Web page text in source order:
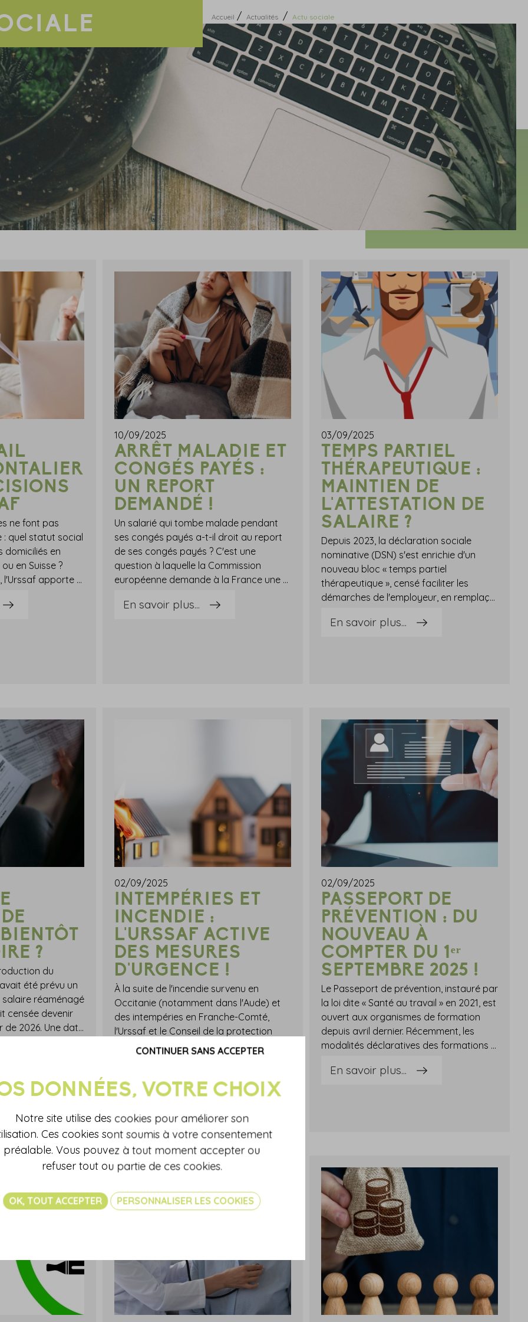
Accueil / Actualités / Actu sociale
ne font pas
quel statut social
domiciliés en
en Suisse ?
Face à ces questions, l'Urssaf apporte de nouvelles précisions dans une actualité récemment publiée.Télétravail transfrontalier : des précisions des règles de sécurité sociale applicablesRappelons que le télétravail transfrontalier désigne la situation dans laquelle une entreprise française occupe un salarié travaillant à distance et dont le domicile est situé en Belgique, en Espagne ou en Suisse et dont une partie de l'activité professionnelle se fait au sein des locaux situés en France.La question se pose de savoir quelles sont alors les règles de Sécurité sociale applicables : L'Urssaf rappelle d'abord le principe en vertu duquel le salarié qui exerce son activité dans plusieurs États membres de l'UE doit relever d'un seul régime de sécurité sociale, qu'il soit ou non placé en télétravail.C'est le service de mobilité internationale de l'Urssaf qui détermine quel est le système de Sécurité sociale duquel relève le salarié concerné.Pour ce faire, l'employeur doit adresser une demande de certificat de mobilité internationale « télétravail » à l'Urssaf. Cette demande, dont les modalités précises sont détaillées ici, peut être effectuée depuis l'espace personnel en ligne.Attention : si l'employeur est établi dans un autre pays que la France, il est demandé de contacter l'institution compétente de cet État.Enfin notez que dans le cadre d'un accord-cadre dérogatoire sur le télétravail transfrontalier, la France ainsi que certains autres pays européens se sont mis d'accord pour simplifier la demande de certificat.Cet accord n'est applicable qu'aux situations qui impliquent des États signataires où le télétravail représente au moins 50 % du temps de travail total. Sources : Actualité de l'urssaf.fr : « Télétravail transfrontalier : règles de Sécurité sociale pour votre entreprise » publiée le 9 septembre 2025Télétravail transfrontalier : des précisions de l'Urssaf - © Copyright WebLex
10/09/2025
ARRÊT MALADIE ET
CONGÉS PAYÉS :
UN REPORT
DEMANDÉ !
Un salarié qui tombe malade pendant
ses congés payés a-t-il droit au report
de ses congés payés ? C'est une
question à laquelle la Commission
européenne demande à la France une réponse claire, en conformité avec la réglementation européenne…Congés payés et arrêt maladie : rappel des évolutions récentes…De récentes évolutions ont eu lieu s'agissant de l'acquisition de congés payés pendant un arrêt maladie. Dans une série de décisions importantes qui ont été rendues en septembre 2023, le juge a, en effet, changé de position concernant l'acquisition des congés payés lorsqu'un salarié est en arrêt de travail.Il faut rappeler au préalable que, par principe, pour calculer l'acquisition des droits à congés payés du salarié, seules les périodes de travail effectif ou assimilées comme telles comptent.Concernant l'arrêt de travail consécutif à un accident de travail ou une maladie professionnelle, la loi prévoit qu'une telle absence n'est assimilée à du temps de travail effectif, pour l'acquisition des congés payés, que dans la limite d'une année d'absence (ininterrompue).Mais le juge a décidé, en conformité avec la réglementation européenne, que l'ensemble de la période d'absence du salarié victime d'un accident du travail doit être assimilé à du temps de travail effectif et donc, être pris en compte pour le calcul des droits à congés payés générés.Concernant cette fois l'arrêt de travail consécutif à une maladie ou un accident non professionnel, la loi prévoit qu'un salarié absent pour cause de maladie non professionnelle n'acquiert pas de droit à congés payés.Mais, là encore, le juge en a décidé autrement et a considéré que la durée de l'absence d'un salarié en raison d'une maladie non professionnelle doit être systématiquement intégrée au calcul de l'indemnité compensatrice de congés payés.Fort de ces évolutions, la loi portant diverses dispositions d'adaptation au droit de l'Union européenne (dite « DDADUE ») a été définitivement adoptée en avril 2024, mettant fin à l'épineuse question de l'acquisition des congés payés pendant les arrêts maladie de « droit commun », c'est-à-dire non liés à un accident du travail ou une maladie professionnelle : ces périodes de suspension sont désormais prises en compte dans le cadre de l'acquisition par les salariés de leurs droits à congés payés.Maladie pendant les congés : application stricte de la réglementation européenne demandée !Après la question de l'acquisition de congés payés pendant un arrêt maladie, une autre question s'invite dans le débat, celle visant la situation d'un salarié qui tombe malade pendant ses congés payés : a-t-il droit au report ultérieur de ses congés payés correspondant à la période de maladie ?Estimant que la législation française ne garantit pas ce droit au report au bénéfice des salariés, la Commission européenne vient d'ouvrir une procédure d'infraction en envoyant une lettre de mise en demeure à la France pour manquement aux règles de l'Union européenne sur le temps de travail : elle estime, en effet, que la législation française n'est pas conforme à la directive sur le temps de travail et ne garantit pas la santé et la sécurité des travailleurs.La loi portant diverses dispositions d'adaptation au droit de l'Union européenne (dite « DDADUE »), définitivement adoptée en avril 2024, ne se prononce en effet pas sur cette question : fort de ce constat, la Commission envoie une lettre de mise en demeure à la France, qui dispose à présent d'un délai de 2 mois pour y répondre et remédier aux manquements relevés par la Commission.Notez que jusqu'alors, une position établie du juge tend à dire que le salarié qui tombe malade pendant ses congés ne peut pas exiger de son employeur de reporter les congés ainsi perdus, du fait de son arrêt maladie.Toutefois, cette position a récemment été contrebalancée par une décision qui pourrait ouvrir la possibilité au salarié malade pendant ses congés d'en demander le report. Reste à savoir si le gouvernement ou, à défaut, la Cour de cassation, décidera de s'aligner avec cette demande motivée de la Commission européenne, faute de quoi, elle pourrait porter l'affaire devant la CJUE.Affaire à suivre… Sources : Mise en demeure de la France par la Commission européenneDirective 2003undefined88undefinedCE du Parlement européen et du Conseil du 4 novembre 2003 concernant certains aspects de l'aménagement du temps de travailArrêt de la Cour d'appel de Versailles du 18 mai 2022, no 19undefined03230Arrêt maladie et congés payés : un report demandé ! - © Copyright WebLex
En savoir plus...
03/09/2025
TEMPS PARTIEL
THÉRAPEUTIQUE :
MAINTIEN DE
L'ATTESTATION DE
SALAIRE ?
Depuis 2023, la déclaration sociale
nominative (DSN) s'est enrichie d'un
nouveau bloc « temps partiel
thérapeutique », censé faciliter les
démarches de l'employeur, en remplaçant notamment la transmission de l'attestation du salaire par l'employeur à la MSA ou à la CPAM. Une attestation de salaire qui reste, encore aujourd'hui, obligatoire. Explications.Maintien de la transmission de l'attestation de salaire pour les assurés du régime généralPour mémoire et depuis 2023, la DSN s'est enrichie d'un bloc « Temps partiel thérapeutique » (TPT), censé permettre à l'employeur, dans le cas d'un passage à TPT, de substituer la transmission de l'attestation de salaire par l'enrichissement de cette rubrique, afin d'assurer le versement des indemnités journalières de Sécurité sociale.C'était sans compter une actualité récente publiée sur Net-Entreprises qui précise que, jusqu'à nouvel ordre, la déclaration des salaires (et donc le maintien de l'attestation de salaire) est requise pour tous les assurés du régime général, en cas de passage à TPT.L'attestation de salaire doit donc être réalisée que le TPT soit ou non déclaré en DSN.Notez que seul le régime général est concerné par l'utilisation systématique de la déclaration de salaire en cas de TPT.En définitive, pour le régime général, Net-Entreprises préconise, en cas d'absence de vérification du bon paramétrage du TPT en DSN, de ne pas recourir à ce bloc ou de valoriser le montant de la perte de salaire à 0.Les déclarants du régime agricole peuvent, quant à eux, poursuivre la déclaration du TPT en DSN, à condition de bien respecter les consignes déclaratives.Ainsi, en cas de renseignement de ce bloc en DSN, il est rappelé que :la perte de salaire à renseigner en DSN dans le cas du TPT ne peut être qu'un montant positif ;les TPT doivent couvrir des périodes complètes et ne pas être découpées à la journée. Sources : Actualité net-entreprises.fr : « DSN – Temps partiel thérapeutique en DSN pour le régime général : DSIG TPT obligatoires jusqu'à nouvel ordre », publiée le 5 décembre 2023 et modifiée le 13 août 2025.Temps partiel thérapeutique : maintien de l'attestation de salaire ? - © Copyright WebLex
En savoir plus...
?
du
été prévu un
réaménagé
censée devenir
obligatoire à compter de 2026. Une date qui vient tout juste d'être repoussée, permettant encore aux employeurs d'utiliser un modèle simplifié de bulletin de salaire…Utilisation obligatoire du modèle de bulletin de paye : repoussée à 2027 !Pour mémoire, à l'occasion de l'introduction du montant net social devant obligatoirement figurer sur le bulletin de salaire, un modèle de ces bulletins avait été mis à disposition des employeurs.Ce modèle contenait notamment une présentation spécifique des rubriques dédiées à la protection sociale complémentaire ou encore aux remboursements et déductions de salaires.Depuis juillet 2023, les employeurs pouvaient utiliser ce modèle, dont l'utilisation était censée devenir obligatoire à compter du 1er janvier 2026.Dans l'intervalle, les employeurs étaient temporairement autorisés à utiliser un modèle de bulletin de salaire dit « aménagé » et permettant de faire état du « montant net social » de manière simplifiée.Ainsi, l'utilisation de ce bulletin de salaire « simplifié » était censée prendre fin au 1er janvier 2026.Mais, finalement, la possibilité d'émission de ce type de bulletin simplifié est prolongée jusqu'en 2027, en repoussant l'utilisation obligatoire du modèle réaménagé.Ainsi, ce n'est qu'à compter du 1er janvier 2027 que l'utilisation des modèles de bulletin de paie diffusés dès juillet 2023 deviendra obligatoire. Sources : Arrêté du 11 août 2025 modifiant l'arrêté du 31 janvier 2023 modifiant l'arrêté du 25 février 2016 fixant les libellés, l'ordre et le regroupement des informations figurant sur le bulletin de paie mentionnées à l'article R. 3243-2 du code du travailModèle de bulletin de salaire : bientôt obligatoire ? - © Copyright WebLex
02/09/2025
INTEMPÉRIES ET
INCENDIE :
L'URSSAF ACTIVE
DES MESURES
D'URGENCE !
À la suite de l'incendie survenu en
Occitanie (notamment dans l'Aude) et
des intempéries en Franche-Comté,
l'Urssaf et le Conseil de la protection
02/09/2025
PASSEPORT DE
PRÉVENTION : DU
NOUVEAU À
COMPTER DU 1ᵉʳ
SEPTEMBRE 2025 !
Le Passeport de prévention, instauré par
la loi dite « Santé au travail » en 2021, est
ouvert aux organismes de formation
depuis avril dernier. Récemment, les
modalités déclaratives des formations qui y sont associées viennent d'être détaillées. Revue de détail sur les formations concernées, les délais applicables et l'entrée en vigueur de ces nouvelles obligations…Passeport prévention : de nouvelles obligations déclaratives à connaîtreQuelles sont les modalités de déclaration et de vérification par l'employeur des formations SST ?Pour rappel, le « Passeport de prévention » est un dispositif numérique nominatif permettant de garantir, fiabiliser et regrouper en un seul lieu sécurisé toutes les données concernant les formations et qualifications en santé et sécurité au travail (SST) d'un travailleur ou demandeur d'emploi.Selon les cas, la loi prévoit que le Passeport soit renseigné par l'employeur, le salarié détenteur ou l'organisme de formation.Depuis le 1er septembre 2025, les organismes de formation doivent obligatoirement déclarer les formations qu'ils ont délivrées en santé et sécurité au travail pour le compte d'un employeur ou d'un stagiaire.Dès le 1er trimestre 2026, cette obligation déclarative s'appliquera aux employeurs ayant délivré des formations en interne à leurs salariés.Quelles sont les formations concernées par l'obligation déclarative ?Doivent être déclarées au titre du Passeport de prévention les formations qui répondent cumulativement à 3 conditions, à savoir celles qui :répondent à un objectif de prévention de risques professionnels ou à l'obligation générale de formation des travailleurs ;donnent lieu à la délivrance d'une attestation de formation ou d'un justificatif de réussite au titulaire d'un CPF qui en a bénéficié ;permettent la mobilisation de connaissances et compétences acquises ou développées lors de la formation et transférables à tout autre poste de travail exposant à des risques professionnels similaires à ceux présents sur le poste de travail occupé par le travailleur à la date de la formation.Si, à terme, toutes les catégories de formation en santé et sécurité éligibles devront être déclarées au sein du Passeport de prévention, pour l'heure, seules les formations obligatoires encadrées par la réglementation et celles encadrant des postes de travail nécessitant une autorisation ou une habilitation de l'employeur sont concernées.Pour les organismes de formation, cette obligation restreinte à ces 2 types de formations débute à partir du 1er septembre 2025 et s'appliquera jusqu'au 30 juin 2026.Côté employeur, cette obligation entrera en vigueur dès l'ouverture de leur espace déclaratif (attendue au 1er trimestre 2026) jusqu'au 30 septembre 2026.Certaines formations sont exclues du champ d'application du dispositif et ne donnent donc pas lieu à une obligation de déclaration. C'est le cas pour :les formations de formateurs leur permettant de dispenser des formations relatives à la prévention des risques professionnels ;les formations en santé, sécurité et conditions de travail des élus du CSE ;les formations à la sécurité relatives aux conditions d'exécution du travail s'agissant des comportements et gestes les plus sûrs, les modes opératoires retenus ou encore le fonctionnement des dispositifs de protection et de secours et les motifs de leur emploi ;les formations permettant d'assurer la sécurité des personnes et des biens à l'exception de la formation de sauveteur secouriste du travail et des formations complémentaires à des formations relatives à la protection des personnes ou des biens visant à développer des connaissances et compétences particulières permettant d'intervenir dans des situations exposant à des risques professionnels spécifiques ;les formations de préventeurs, à l'exception des formations complémentaires particulières telles que celles de salariés compétents pour s'occuper des activités de protection et de prévention des risques professionnels de l'entreprise, de personnes compétentes en radioprotection ou de conseillers à la prévention hyperbare.Quel délai pour la déclaration et pour la vérificationundefinedcorrection de la déclaration ?À compter du 1er septembre 2025, le délai pour répondre à cette nouvelle obligation déclarative des formations via le passeport de prévention dépendra de l'auteur de la déclaration.Si la formation est déclarée par l'employeur (lorsqu'elle est dispensée en interne par l'entreprise) et qu'elle donne lieu à une attestation de formation, ce dernier doit déclarer la formation dispensée en interne dans un délai de 6 mois maximum suivant la fin du trimestre au cours duquel elle s'est achevée.Côté organisme de formation, l'obligation déclarative devra être honorée avant l'échéance d'un délai de 3 mois suivant la fin du trimestre au cours duquel la formation s'est terminée, dans le cas où elle donne lieu à une attestation de formation.Point important : dans le cas où la formation donne lieu à un justificatif de réussite, ce n'est pas la date de fin de formation qui est prise en compte pour apprécier ces délais de 3 ou 6 mois, mais la date du début de validité du justificatif de réussite.Notez que ces mêmes délais s'appliquent concernant la vérification par les employeurs des formations déclarées par les organismes de formation. Dans cet intervalle, l'employeur peut ainsi demander à l'organisme de formation de modifier ou de compléter la déclaration effectuée.En cas de carence de l'organisme de formation dans le cadre de cette obligation déclarative, l'employeur devra renseigner la formation dans un délai prolongé de 9 mois, suivant l'expiration du délai qui était imparti à l'organisme de formation pour honorer ses obligations.Attention : à titre transitoire et jusqu'à la mise à disposition prochaine d'une fonctionnalité permettant la déclaration des formations en masse (qui ne pourra pas intervenir après le 31 décembre 2026), un délai supplémentaire de 3 mois est appliqué aux délais qui s'imposent à la déclaration et à la vérification de ces déclarations.Au cas particulier et pour toutes les formations achevées entre le 1er et le 30 septembre 2025 (ou dont la validité du justificatif de réussite débute entre ces dates), les obligations déclaratives devront être honorées avant le 1er juillet 2026 par les organismes de formation.Ces déclarations pourront faire l'objet de vérification par l'employeur avant le 1er octobre 2026. Sources : Décret no 2025-748 du 1er août 2025 précisant les modalités de déclaration des formations en santé et sécurité au travail par les organismes de formation et les employeurs dans le passeport de préventionPortail d'information du passeport de prévention : « Décret du 1er août 2025 : quelles modalités de déclaration », mis en ligne le 4 août 2025.Passeport de prévention : du nouveau à compter du 1ᵉʳ septembre 2025 ! - © Copyright WebLex
En savoir plus...
Notre site utilise des cookies pour améliorer son
Ces cookies sont soumis à votre consentement
préalable. Vous pouvez à tout moment accepter ou
refuser tout ou partie de ces cookies.
OK, TOUT ACCEPTER
CONTINUER SANS ACCEPTER
PERSONNALISER LES COOKIES